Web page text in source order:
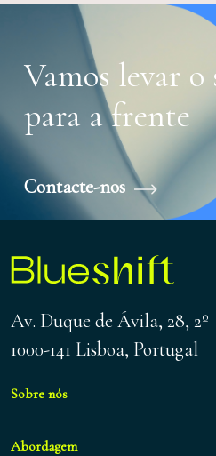
Vamos levar o
para a frente
Contacte-nos
Av. Duque de Ávila, 28, 2º
1000-141 Lisboa, Portugal
Sobre nós
Abordagem